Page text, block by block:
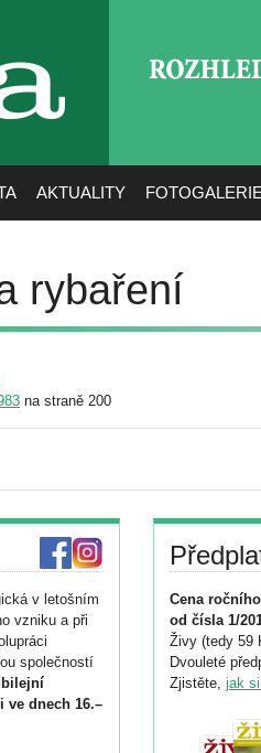
AKTUALITY
rybaření
na straně 200
v letošním
vzniku a při
společností
ve dnech 16.–
Cena
od čísla 1/
Živy (tedy 59
Dvouleté
Zjistěte, jak